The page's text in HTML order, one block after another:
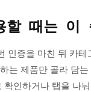
할 때는 이
인증을 마친 뒤 카
는 제품만 골라 담
확인하거나 탭을 나